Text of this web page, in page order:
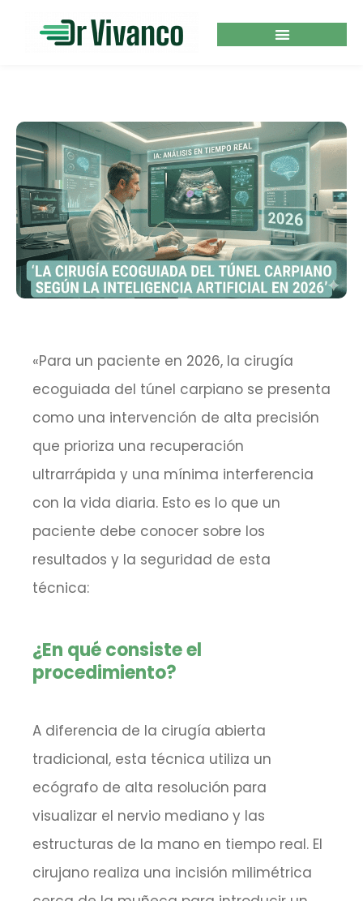
«Para un paciente en 2026, la cirugía
ecoguiada del túnel carpiano se presenta
como una intervención de alta precisión
que prioriza una recuperación
ultrarrápida y una mínima interferencia
con la vida diaria. Esto es lo que un
paciente debe conocer sobre los
resultados y la seguridad de esta
técnica:
¿En qué consiste el
procedimiento?
A diferencia de la cirugía abierta
tradicional, esta técnica utiliza un
ecógrafo de alta resolución para
visualizar el nervio mediano y las
estructuras de la mano en tiempo real. El
cirujano realiza una incisión milimétrica